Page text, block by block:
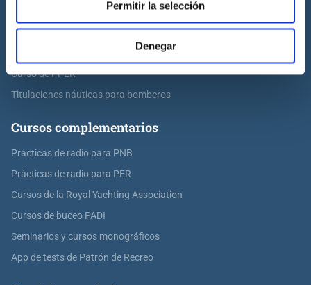
Permitir la selección
Denegar
Curso de Patrón de Yate
Curso de PPER
Titulaciones náuticas para bomberos
Cursos complementarios
Prácticas de radio para PNB
Prácticas de radio para PER
Cursos de la Royal Yachting Association
Cursos de buceo PADI
Seminarios y cursos monográficos
App de tests de Patrón de Recreo